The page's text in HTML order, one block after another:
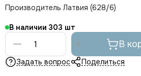
Производитель Латвия (628/6)
В наличии 303
В
Задать вопрос Поделиться